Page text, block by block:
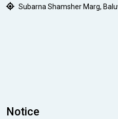
Subarna Shamsher Marg,
Notice